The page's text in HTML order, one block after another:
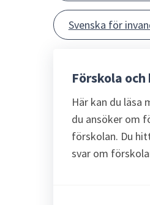
Svenska för
Förskola
Här kan du läsa
du ansöker om
förskolan. Du
svar om